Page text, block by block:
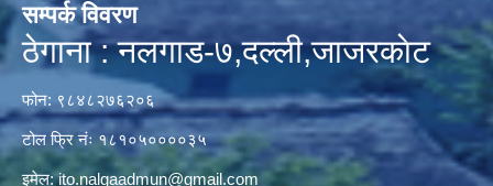
सम्पर्क विवरण
ठेगाना : नलगाड-७,दल्ली,जाजरकाेट
फोन: ९८४८२७६२०६
टोल फ्रि नंः १८१०५००००३५
इमेल:ito.nalgaadmun@gmail.com